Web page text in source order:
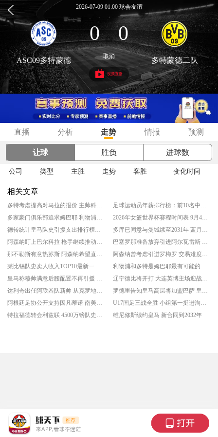
2026-07-09 01:00 球会友谊
0 : 0
ASC09多特蒙德 取消 多特蒙德二队
视频直播
直播 分析 走势 情报 预测
让球 胜负 进球数
公司 类型 主胜 走势 客胜 变化时间
相关文章
多特考虑提高对马拉的报价 主帅科瓦奇欣赏他快速强壮且直接的球员类型
足球运动员年薪排行榜：前10名中有6位来自沙特 C罗2.119亿镑断层领跑‌
多家豪门俱乐部追求姆巴耶 利物浦和多特两个方案逐渐凸显
2026年女篮世界杯赛程时间表 9月4日正式打响
德转统计皇马队史引援支出排行榜最新一览 迪奥曼德仅落后于贝林厄姆
多库已同意与曼城续至2031年 蓝月军团保证边锋位置实力
阿森纳盯上巴尔科拉 枪手继续推动左边锋引援工作
巴塞罗那准备放弃引进阿尔瓦雷斯 红蓝军团认为交易难以实现
那不勒斯有意热苏斯 阿森纳希望直接出售球员
阿森纳曾考虑引进罗梅罗 交易难度极大
莱比锡队史卖人收入TOP10最新一览 迪奥曼德1.25亿欧领跑
利物浦和多特是姆巴耶最有可能的下家 球员正等待局势明朗
皇马称穆帅满意后腰配置不再引援 立足于现有班底展开竞争
辽宁德比将开打 大连英博主场迎战辽宁铁人
达利奇出任阿联酋队新帅 从克罗地亚黄金时代到西亚新征程
罗德里告知皇马高层将加盟巴萨 皇马理解并尊重
阿根廷足协公开支持因凡蒂诺 南美足坛态度摆台面
U17国足三战全胜 小组第一挺进淘汰赛
特拉福德转会利兹联 4500万镑队史标王
维尼修斯续约皇马 新合同到2032年